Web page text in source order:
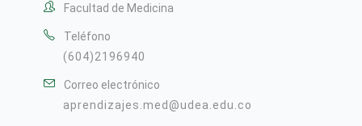
Facultad de Medicina
Teléfono
(604)2196940
Correo electrónico
aprendizajes.med@udea.edu.co